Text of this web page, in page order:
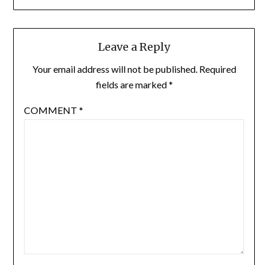
Leave a Reply
Your email address will not be published. Required
fields are marked*
COMMENT *